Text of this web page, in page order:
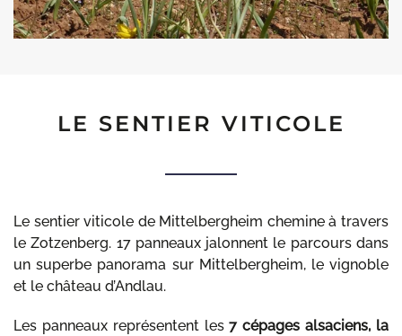
LE SENTIER VITICOLE
Le sentier viticole de Mittelbergheim chemine à travers
le Zotzenberg. 17 panneaux jalonnent le parcours dans
un superbe panorama sur Mittelbergheim, le vignoble
et le château d’Andlau.
Les panneaux représentent les 7 cépages alsaciens, la